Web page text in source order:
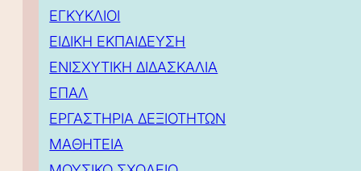
ΕΓΚΥΚΛΙΟΙ
ΕΙΔΙΚΗ ΕΚΠΑΙΔΕΥΣΗ
ΕΝΙΣΧΥΤΙΚΗ ΔΙΔΑΣΚΑΛΙΑ
ΕΠΑΛ
ΕΡΓΑΣΤΗΡΙΑ ΔΕΞΙΟΤΗΤΩΝ
ΜΑΘΗΤΕΙΑ